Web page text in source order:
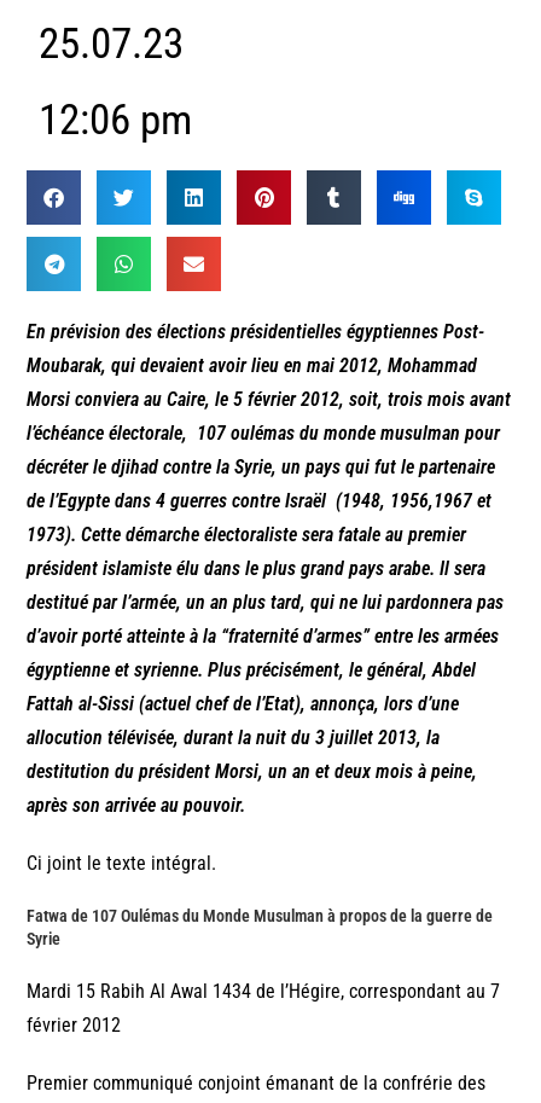
25.07.23
12:06 pm
En prévision des élections présidentielles égyptiennes Post-
Moubarak, qui devaient avoir lieu en mai 2012, Mohammad
Morsi conviera au Caire, le 5 février 2012, soit, trois mois avant
l’échéance électorale, 107 oulémas du monde musulman pour
décréter le djihad contre la Syrie, un pays qui fut le partenaire
de l’Egypte dans 4 guerres contre Israël (1948, 1956,1967 et
1973). Cette démarche électoraliste sera fatale au premier
président islamiste élu dans le plus grand pays arabe. Il sera
destitué par l’armée, un an plus tard, qui ne lui pardonnera pas
d’avoir porté atteinte à la “fraternité d’armes” entre les armées
égyptienne et syrienne. Plus précisément, le général, Abdel
Fattah al-Sissi (actuel chef de l’Etat), annonça, lors d’une
allocution télévisée, durant la nuit du 3 juillet 2013, la
destitution du président Morsi, un an et deux mois à peine,
après son arrivée au pouvoir.
Ci joint le texte intégral.
Fatwa de 107 Oulémas du Monde Musulman à propos de la guerre de
Syrie
Mardi 15 Rabih Al Awal 1434 de l’Hégire, correspondant au 7
février 2012
Premier communiqué conjoint émanant de la confrérie des